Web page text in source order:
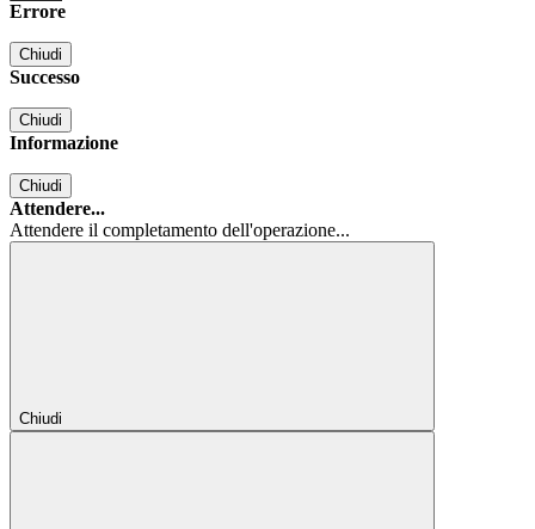
Errore
Chiudi
Successo
Chiudi
Informazione
Chiudi
Attendere...
Attendere il completamento dell'operazione...
Chiudi